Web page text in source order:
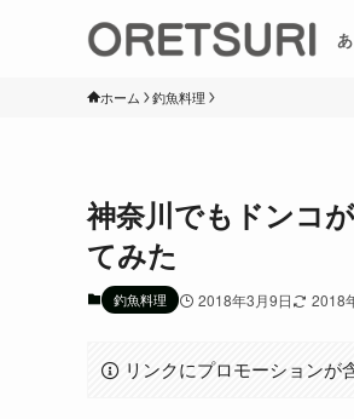
ホーム 釣魚料理
神奈川でもドンコ
てみた
釣魚料理 2018年3月9日 2018
リンクにプロモーションが